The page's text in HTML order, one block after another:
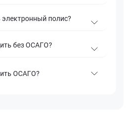
полис?
без ОСАГО?
ОСАГО?